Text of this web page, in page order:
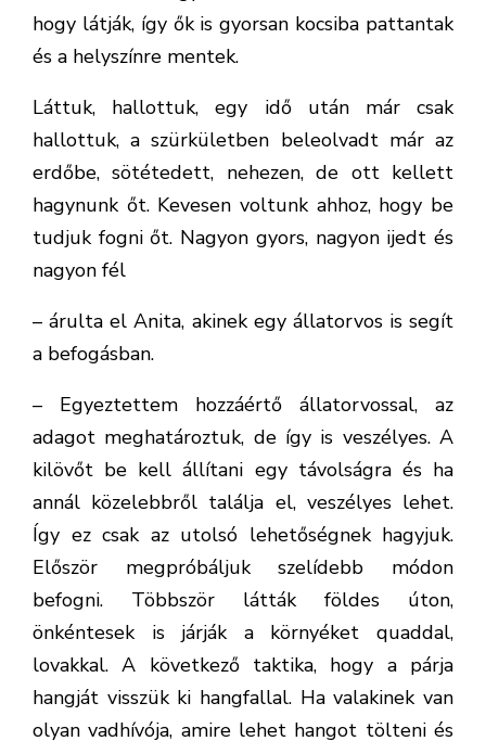
hogy látják, így ők is gyorsan kocsiba pattantak
és a helyszínre mentek.
Láttuk, hallottuk, egy idő után már csak
hallottuk, a szürkületben beleolvadt már az
erdőbe, sötétedett, nehezen, de ott kellett
hagynunk őt. Kevesen voltunk ahhoz, hogy be
tudjuk fogni őt. Nagyon gyors, nagyon ijedt és
nagyon fél
– árulta el Anita, akinek egy állatorvos is segít
a befogásban.
– Egyeztettem hozzáértő állatorvossal, az
adagot meghatároztuk, de így is veszélyes. A
kilövőt be kell állítani egy távolságra és ha
annál közelebbről találja el, veszélyes lehet.
Így ez csak az utolsó lehetőségnek hagyjuk.
Először megpróbáljuk szelídebb módon
befogni. Többször látták földes úton,
önkéntesek is járják a környéket quaddal,
lovakkal. A következő taktika, hogy a párja
hangját visszük ki hangfallal. Ha valakinek van
olyan vadhívója, amire lehet hangot tölteni és